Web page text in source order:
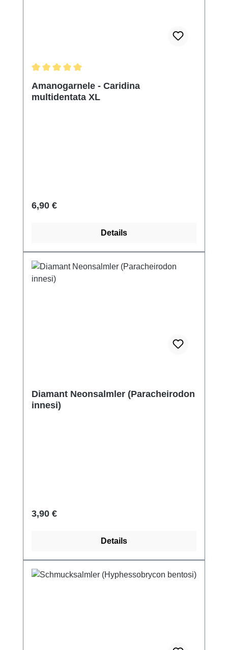
Amanogarnele - Caridina
multidentata XL
Regulärer Preis:
6,90 €
Details
Diamant Neonsalmler (Paracheirodon
innesi)
Regulärer Preis:
3,90 €
Details